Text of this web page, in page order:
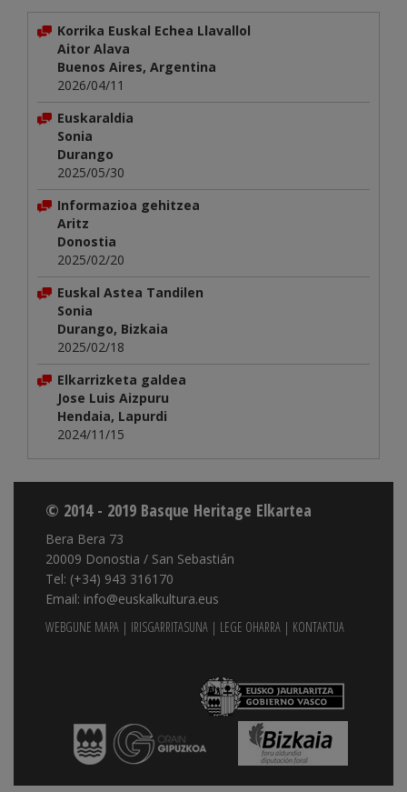
Korrika Euskal Echea Llavallol
Aitor Alava
Buenos Aires, Argentina
2026/04/11
Euskaraldia
Sonia
Durango
2025/05/30
Informazioa gehitzea
Aritz
Donostia
2025/02/20
Euskal Astea Tandilen
Sonia
Durango, Bizkaia
2025/02/18
Elkarrizketa galdea
Jose Luis Aizpuru
Hendaia, Lapurdi
2024/11/15
© 2014 - 2019 Basque Heritage Elkartea
Bera Bera 73
20009 Donostia / San Sebastián
Tel: (+34) 943 316170
Email: info@euskalkultura.eus
WEBGUNE MAPA | IRISGARRITASUNA | LEGE OHARRA | KONTAKTUA